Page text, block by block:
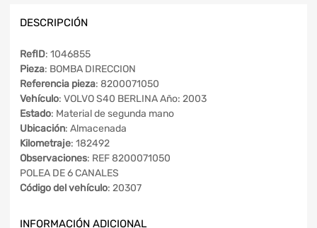
DESCRIPCIÓN
RefID: 1046855
Pieza: BOMBA DIRECCION
Referencia pieza: 8200071050
Vehículo: VOLVO S40 BERLINA Año: 2003
Estado: Material de segunda mano
Ubicación: Almacenada
Kilometraje: 182492
Observaciones: REF 8200071050
POLEA DE 6 CANALES
Código del vehículo: 20307
INFORMACIÓN ADICIONAL